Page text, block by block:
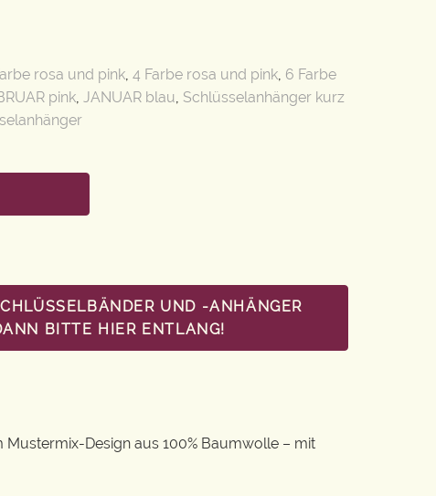
rosa und pink, 4 Farbe rosa und pink, 6 Farbe
pink, JANUAR blau, Schlüsselanhänger kurz
UND -ANHÄNGER
BITTE HIER ENTLANG!
Design aus 100% Baumwolle – mit